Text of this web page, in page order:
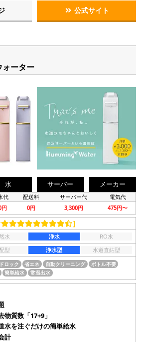
公式サイト
ォーター
水 サーバー メーカー
代 配送料 サーバー代 電気代
円 0円 3,300円 475円〜
］
水 浄水
RO水
型 浄水型
水道直結型
ロック 省エネ 自動クリーニング
ボトル不要
簡単給水 常温出水
物質数「17+9」
水を注ぐだけの簡単給水
計